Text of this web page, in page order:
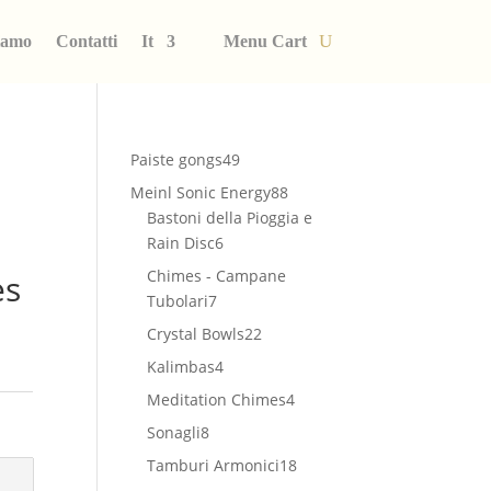
Contatti It Menu Cart
Paiste gongs4949
prodotti
Meinl Sonic Energy8888
prodotti
Bastoni della Pioggia e
Rain Disc66
prodotti
Chimes - Campane
Tubolari77
prodotti
Crystal Bowls22
Kalimbas44
prodotti
Meditation Chimes44
Sonagli88
prodotti
Tamburi Armonici1818